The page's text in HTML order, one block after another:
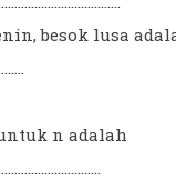
besok lusa
n adalah